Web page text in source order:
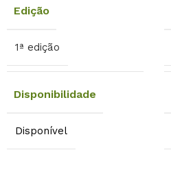
Edição
1ª edição
Disponibilidade
Disponível